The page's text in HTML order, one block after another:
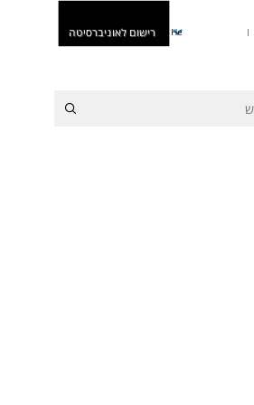
He רישום לאוניברסיטה